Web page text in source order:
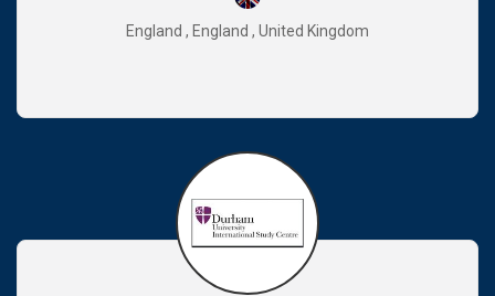
England , England , United Kingdom